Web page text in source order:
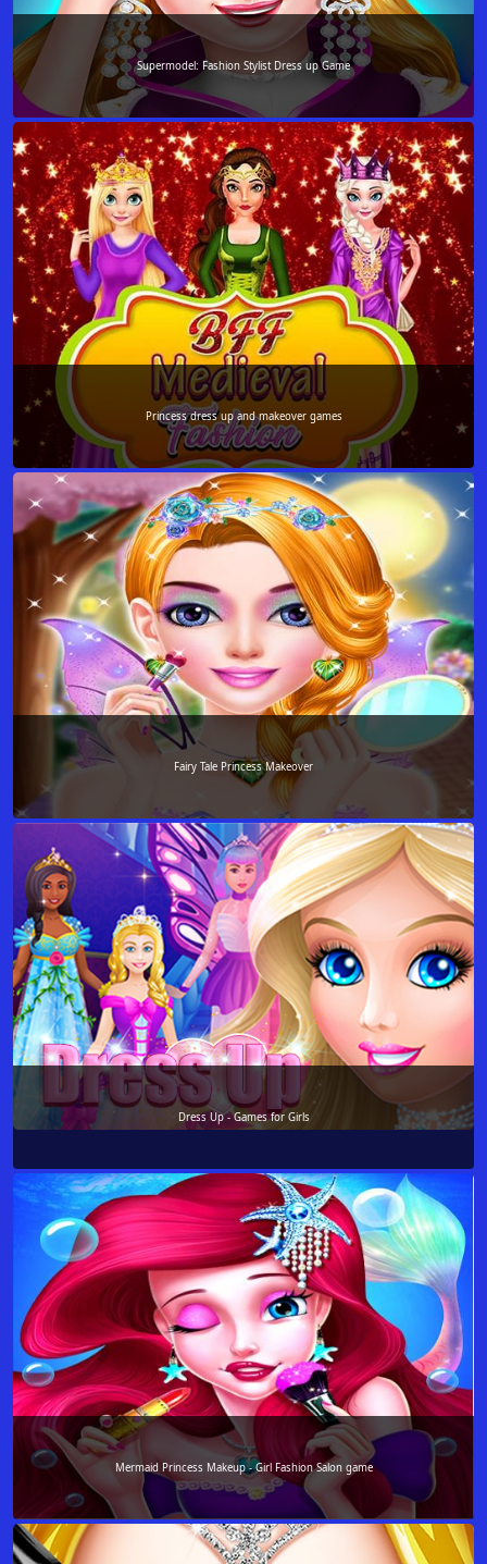
Supermodel: Fashion Stylist Dress up Game
Princess dress up and makeover games
Fairy Tale Princess Makeover
Dress Up - Games for Girls
Mermaid Princess Makeup - Girl Fashion Salon game